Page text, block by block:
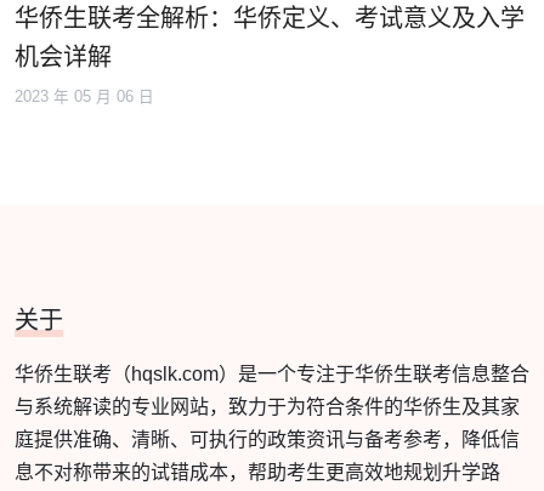
华侨生联考全解析：华侨定义、考试意义及入学
机会详解
2023 年 05 月 06 日
关于
华侨生联考（hqslk.com）是一个专注于华侨生联考信息整合
与系统解读的专业网站，致力于为符合条件的华侨生及其家
庭提供准确、清晰、可执行的政策资讯与备考参考，降低信
息不对称带来的试错成本，帮助考生更高效地规划升学路